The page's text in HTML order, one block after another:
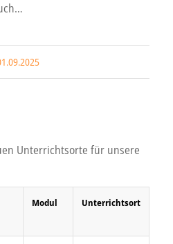
Unterrichtsorte für unsere
Modul Unterrichtsort